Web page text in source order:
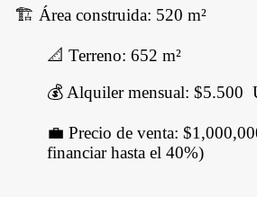
🏗️ Área construida: 520 m²
📐 Terreno: 652 m²
💰 Alquiler mensual: $5.500
💼 Precio de venta:
financiar hasta el 40%)